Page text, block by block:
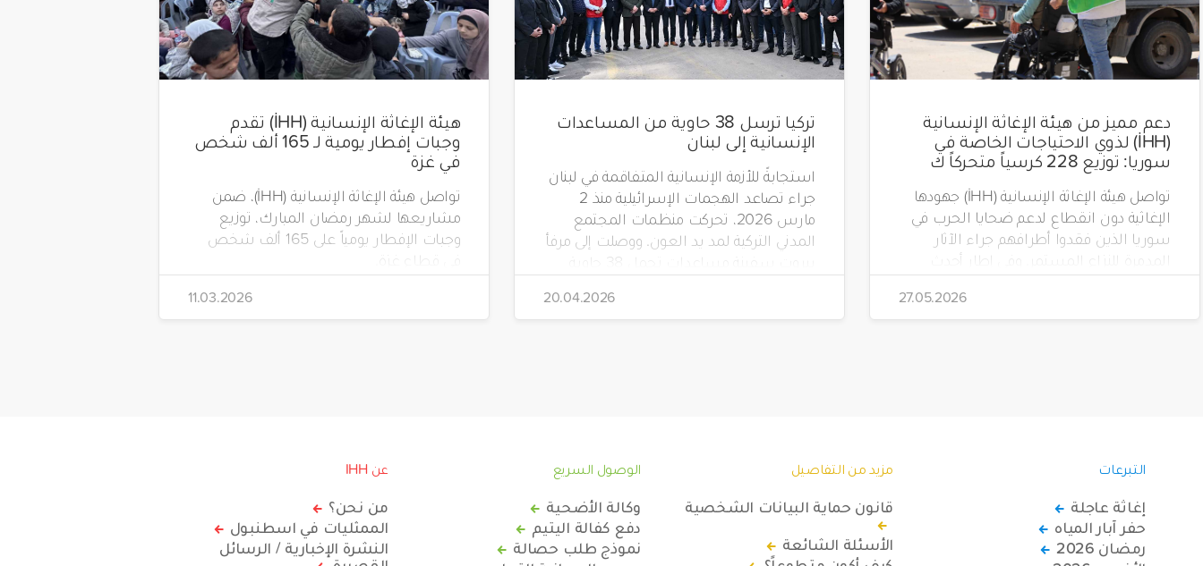
دعم مميز من هيئة الإغاثة الإنسانية
(İHH) لذوي الاحتياجات الخاصة في
سوريا: توزيع 228 كرسياً متحركاً ك
تواصل هيئة الإغاثة الإنسانية (İHH) جهودها
الإغاثية دون انقطاع لدعم ضحايا الحرب في
سوريا الذين فقدوا أطرافهم جراء الآثار
المدمرة للنزاع المستمر. وفي إطار أحدث
مشاريعها، قامت الهيئة بتوزيع 228 كرسياً
متحركاً كهربائياً على أشخاص من ذوي
الاحتياجات الخاصة يعيشون في ظروف
27.05.2026
تركيا ترسل 38 حاوية من المساعدات
الإنسانية إلى لبنان
استجابةً للأزمة الإنسانية المتفاقمة في لبنان
جراء تصاعد الهجمات الإسرائيلية منذ 2
مارس 2026، تحركت منظمات المجتمع
المدني التركية لمد يد العون. ووصلت إلى مرفأ
تضم مواد إغاثية عاجلة، بتنظيم من جمعية
"صدقة طاشي" (Sadakataşı) وبالتعاون مع
هيئة الإغاثة الإنسانية (İHH)، ووقف الأيتام
20.04.2026
هيئة الإغاثة الإنسانية (İHH) تقدم
وجبات إفطار يومية لـ 165 ألف شخص
في غزة
تواصل هيئة الإغاثة الإنسانية (İHH)، ضمن
مشاريعها لشهر رمضان المبارك، توزيع
وجبات الإفطار يومياً على 165 ألف شخص
في قطاع غزة.
11.03.2026
التبرعات
إغاثة عاجلة
حفر آبار المياه
رمضان 2026
مزيد من التفاصيل
قانون حماية البيانات الشخصية
الأسئلة الشائعة
الوصول السريع
وكالة الأضحية
دفع كفالة اليتيم
نموذج طلب حصالة
عن IHH
من نحن؟
الممثليات في اسطنبول
النشرة الإخبارية / الرسائل